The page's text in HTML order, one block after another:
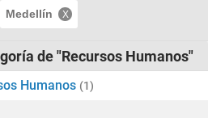
Medellín
de "Recursos Humanos"
Humanos (1)